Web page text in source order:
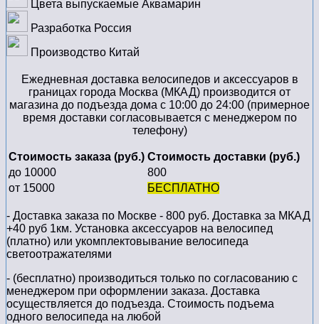
Цвета выпускаемые Аквамарин
Разработка Россия
Производство Китай
Ежедневная доставка велосипедов и аксессуаров в
границах города Москва (МКАД) производится от
магазина до подъезда дома с 10:00 до 24:00 (примерное
время доставки согласовывается с менеджером по
телефону)
Стоимость заказа (руб.) Стоимость доставки (руб.)
до 10000
800
от 15000
БЕСПЛАТНО
- Доставка заказа по Москве - 800 руб. Доставка за МКАД
+40 руб 1км. Установка аксессуаров на велосипед
(платно) или укомплектовывание велосипеда
светоотражателями
- (бесплатно) производиться только по cогласованию с
менеджером при оформлении заказа. Доставка
осуществляется до подъезда. Стоимость подъема
одного велосипеда на любой